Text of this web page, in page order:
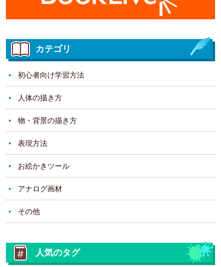
カテゴリ
初心者向け学習方法
人体の描き方
物・背景の描き方
表現方法
お絵かきツール
アナログ画材
その他
人気のタグ